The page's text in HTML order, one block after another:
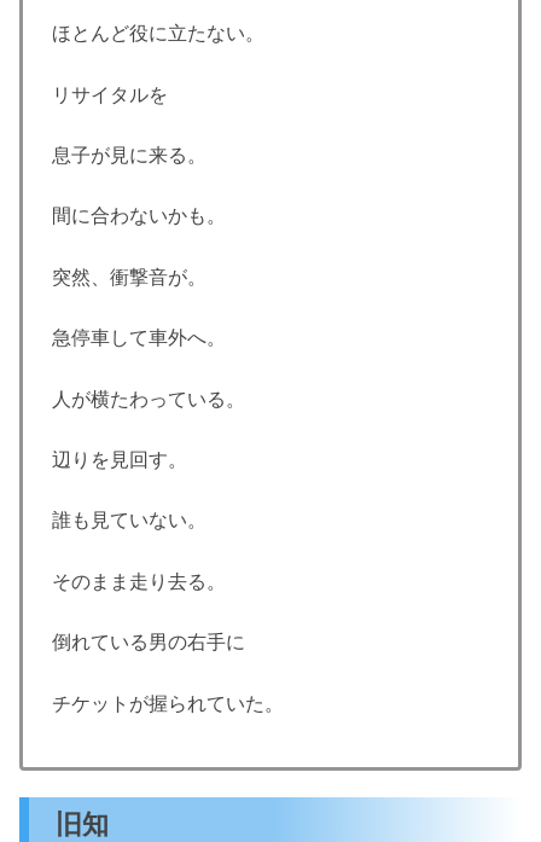
ほとんど役に立たない。
リサイタルを
息子が見に来る。
間に合わないかも。
突然、衝撃音が。
急停車して車外へ。
人が横たわっている。
辺りを見回す。
誰も見ていない。
そのまま走り去る。
倒れている男の右手に
チケットが握られていた。
旧知